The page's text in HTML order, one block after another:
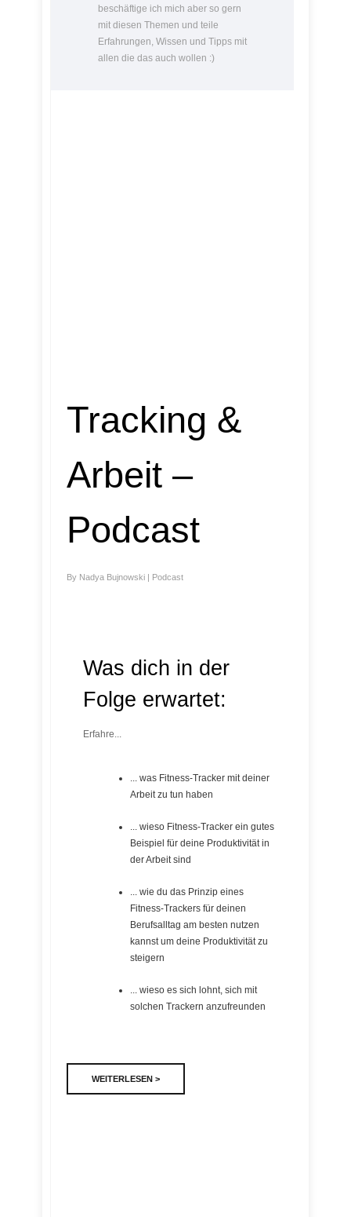
beschäftige ich mich aber so gern
mit diesen Themen und teile
Erfahrungen, Wissen und Tipps mit
allen die das auch wollen :)
Tracking &
Arbeit –
Podcast
By Nadya Bujnowski | Podcast
Was dich in der
Folge erwartet:
Erfahre...
... was Fitness-Tracker mit deiner
Arbeit zu tun haben
... wieso Fitness-Tracker ein gutes
Beispiel für deine Produktivität in
der Arbeit sind
... wie du das Prinzip eines
Fitness-Trackers für deinen
Berufsalltag am besten nutzen
kannst um deine Produktivität zu
steigern
... wieso es sich lohnt, sich mit
solchen Trackern anzufreunden
WEITERLESEN >